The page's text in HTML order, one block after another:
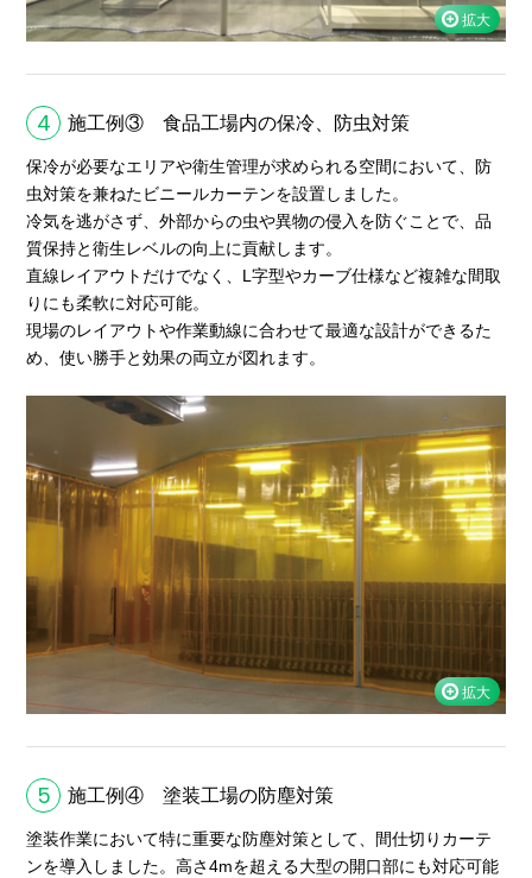
4 施工例③ 食品工場内の保冷、防虫対策
保冷が必要なエリアや衛生管理が求められる空間において、防
虫対策を兼ねたビニールカーテンを設置しました。
冷気を逃がさず、外部からの虫や異物の侵入を防ぐことで、品
質保持と衛生レベルの向上に貢献します。
直線レイアウトだけでなく、L字型やカーブ仕様など複雑な間取
りにも柔軟に対応可能。
現場のレイアウトや作業動線に合わせて最適な設計ができるた
め、使い勝手と効果の両立が図れます。
5 施工例④ 塗装工場の防塵対策
塗装作業において特に重要な防塵対策として、間仕切りカーテ
ンを導入しました。高さ4mを超える大型の開口部にも対応可能